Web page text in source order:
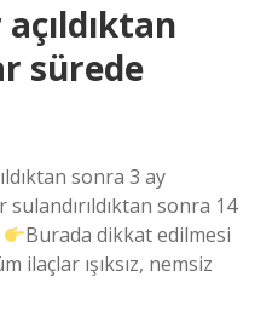
sürede
sonra 3 ay
sonra 14
Burada dikkat edilmesi
ilaçlar ışıksız, nemsiz